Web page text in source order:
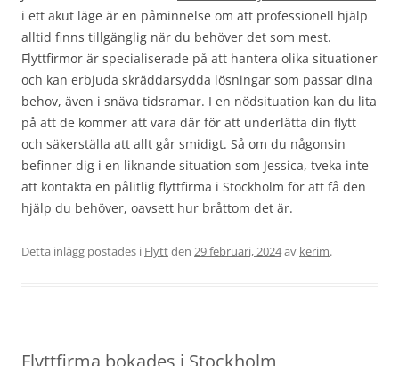
i ett akut läge är en påminnelse om att professionell hjälp
alltid finns tillgänglig när du behöver det som mest.
Flyttfirmor är specialiserade på att hantera olika situationer
och kan erbjuda skräddarsydda lösningar som passar dina
behov, även i snäva tidsramar. I en nödsituation kan du lita
på att de kommer att vara där för att underlätta din flytt
och säkerställa att allt går smidigt. Så om du någonsin
befinner dig i en liknande situation som Jessica, tveka inte
att kontakta en pålitlig flyttfirma i Stockholm för att få den
hjälp du behöver, oavsett hur bråttom det är.
Detta inlägg postades i Flyttden 29 februari, 2024av kerim.